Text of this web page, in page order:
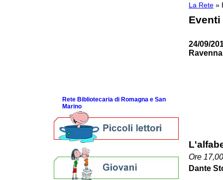
La Rete »
Eventi
24/09/
Ravenna
Ore 17,00
Dante
Rete Bibliotecaria di Romagna e San
Marino